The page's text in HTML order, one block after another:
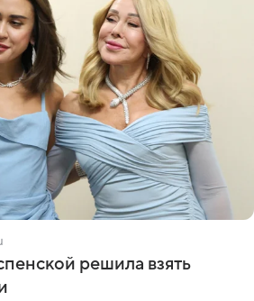
решила взять